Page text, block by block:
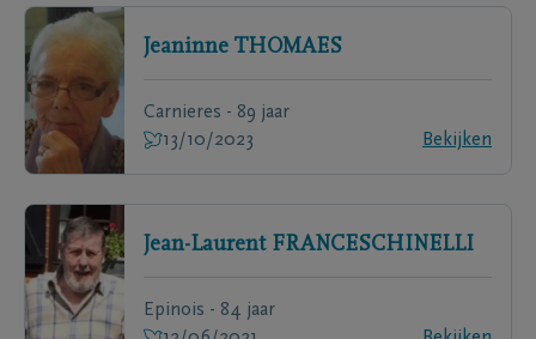
Jeaninne THOMAES
Carnieres - 89 jaar
13/10/2023
Bekijken
Jean-Laurent FRANCESCHINELLI
Epinois - 84 jaar